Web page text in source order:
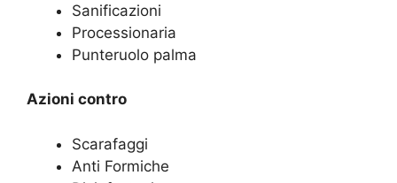
Sanificazioni
Processionaria
Punteruolo palma
Azioni contro
Scarafaggi
Anti Formiche